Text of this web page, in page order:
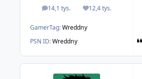
14,1 tys.
odpowiedzi12,4 tys.
Reputacja
GamerTag:Wreddny
PSN ID:Wreddny